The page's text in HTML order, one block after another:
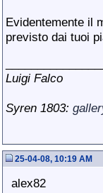
Evidentemente il
previsto dai tuoi
Luigi Falco
Syren 1803:
25-04-08, 10:19 AM
alex82